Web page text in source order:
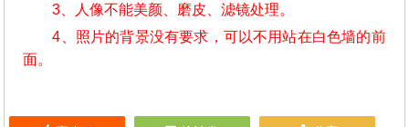
3、人像不能美颜、磨皮、滤镜处理。
4、照片的背景没有要求，可以不用站在白色墙的前
面。